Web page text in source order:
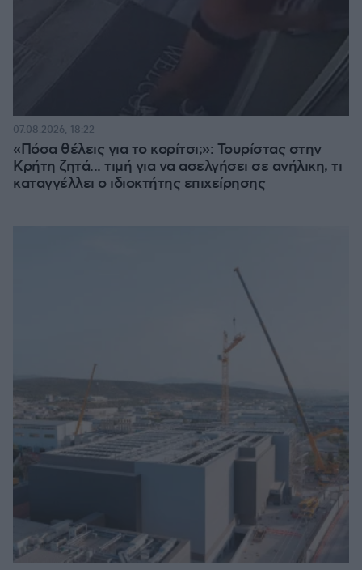
«Πόσα θέλεις για το κορίτσι;»: Τουρίστας στην
Κρήτη ζητά... τιμή για να ασελγήσει σε ανήλικη, τι
καταγγέλλει ο ιδιοκτήτης επιχείρησης
07.08.2026, 18:22